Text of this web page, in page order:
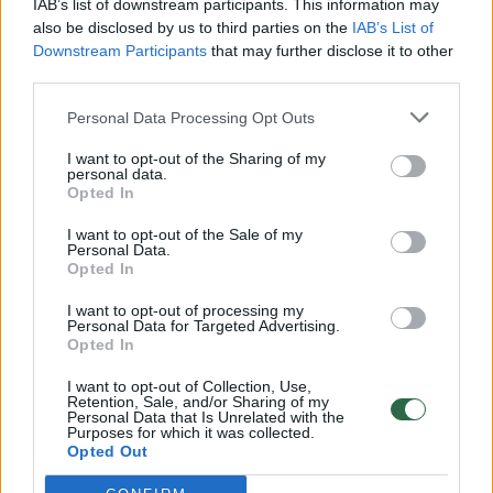
IAB’s list of downstream participants. This information may
also be disclosed by us to third parties on the IAB’s List of
Downstream Participants that may further disclose it to other
Personal Data Processing Opt Outs
I want to opt-out of the Sharing of my
personal data.
Opted In
I want to opt-out of the Sale of my
Personal Data.
Opted In
I want to opt-out of processing my
Personal Data for Targeted Advertising.
Opted In
I want to opt-out of Collection, Use,
Retention, Sale, and/or Sharing of my
Personal Data that Is Unrelated with the
Purposes for which it was collected.
Opted Out
vaiko gyvybių išgelbėti nepavyko
Žinios | Lietuvos diena
00:00:57
Savaitės vidurys nusimato karštas: temperatūra kils iki
32 laipsnių šilumos
Žinios | Orai
Nufilmavo, kaip patvino Vilniaus Vakarinis aplinkkelis:
Žinios | Lietuvos diena
00:00:55
Avarija Vilniuje: į stotelę įsirėžęs automobilis sužalojo
dvi moteris
Žinios | Lietuvos diena